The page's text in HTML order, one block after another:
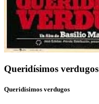
Queridísimos verdugos
Queridísimos verdugos